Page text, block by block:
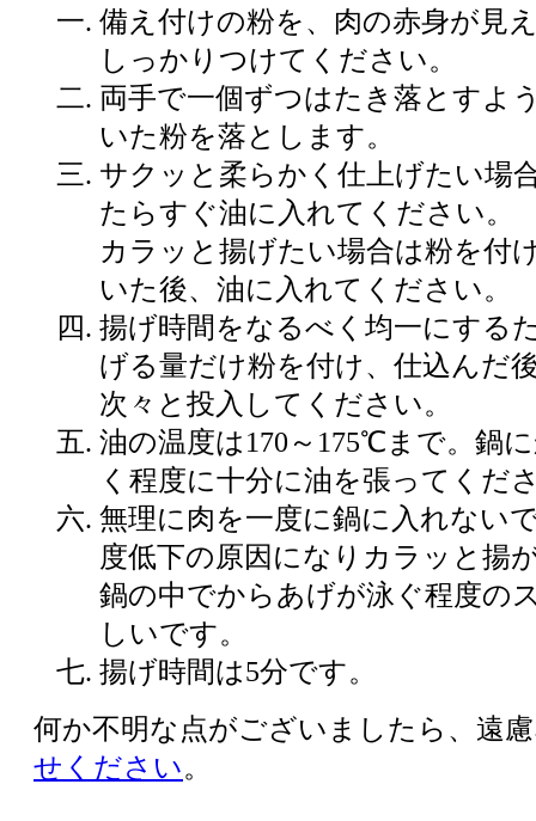
備え付けの粉を、肉の赤身が見
しっかりつけてください。
両手で一個ずつはたき落とすよ
いた粉を落とします。
サクッと柔らかく仕上げたい場
たらすぐ油に入れてください。
カラッと揚げたい場合は粉を付
いた後、油に入れてください。
揚げ時間をなるべく均一にする
げる量だけ粉を付け、仕込んだ
次々と投入してください。
油の温度は170～175℃まで。鍋
く程度に十分に油を張ってくだ
無理に肉を一度に鍋に入れない
度低下の原因になりカラッと揚
鍋の中でからあげが泳ぐ程度の
しいです。
揚げ時間は5分です。
何か不明な点がございましたら、遠
せください。